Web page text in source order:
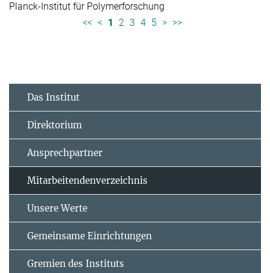
Planck-Institut für Polymerforschung
<< < 1 2 3 4 5 > >>
Das Institut
Direktorium
Ansprechpartner
Mitarbeitendenverzeichnis
Unsere Werte
Gemeinsame Einrichtungen
Gremien des Instituts